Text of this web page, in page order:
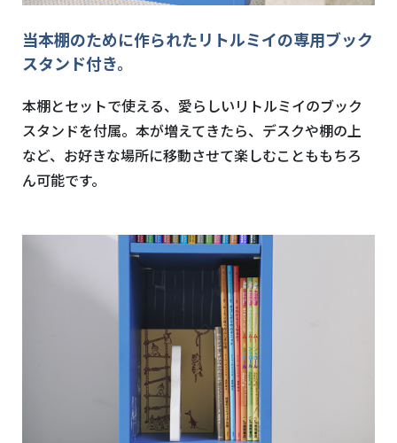
当本棚のために作られたリトルミイの専用ブック
スタンド付き。
本棚とセットで使える、愛らしいリトルミイのブック
スタンドを付属。本が増えてきたら、デスクや棚の上
など、お好きな場所に移動させて楽しむことももちろ
ん可能です。